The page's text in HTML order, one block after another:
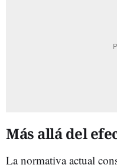
Más allá del
La normativa actual